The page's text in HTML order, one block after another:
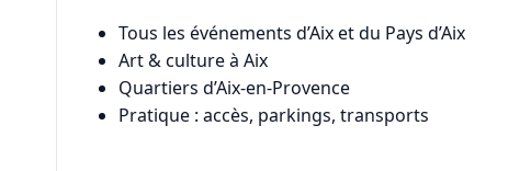
Tous les événements d’Aix et du Pays d’Aix
Art & culture à Aix
Quartiers d’Aix-en-Provence
Pratique : accès, parkings, transports